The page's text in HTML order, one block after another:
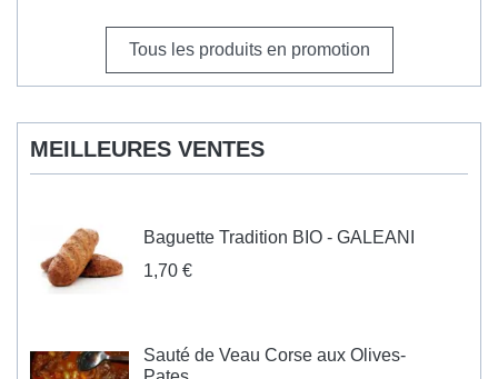
Tous les produits en promotion
MEILLEURES VENTES
Baguette Tradition BIO - GALEANI
1,70 €
Sauté de Veau Corse aux Olives-